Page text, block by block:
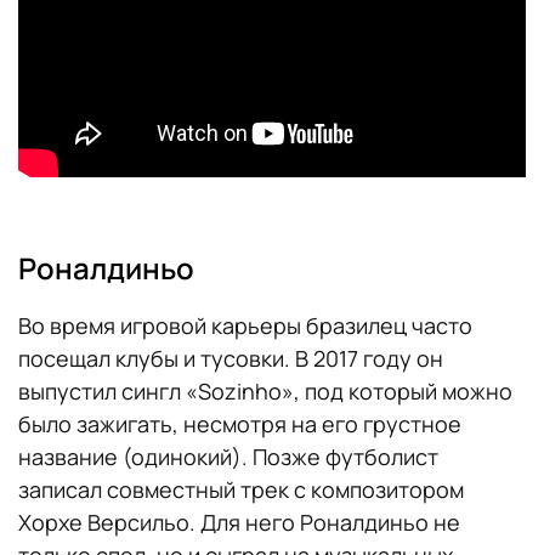
Роналдиньо
Во время игровой карьеры бразилец часто
посещал клубы и тусовки. В 2017 году он
выпустил сингл «Sozinho», под который можно
было зажигать, несмотря на его грустное
название (одинокий). Позже футболист
записал совместный трек с композитором
Хорхе Версильо. Для него Роналдиньо не